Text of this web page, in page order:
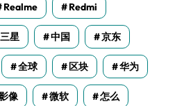
Realme Redmi
三星 中国 京东
全球 区块 华为
像 微软 怎么